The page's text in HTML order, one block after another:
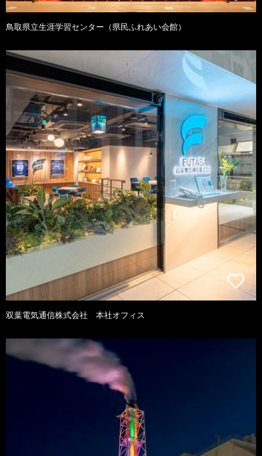
鳥取県立生涯学習センター（県民ふれあい会館）
双葉電気通信株式会社 本社オフィス